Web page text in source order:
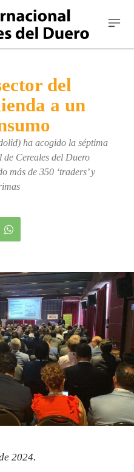
del
a un
ha acogido la séptima
Cereales del Duero
más de 350 ‘traders’ y
2024.